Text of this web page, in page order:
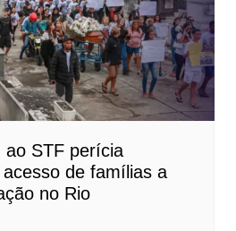
ao STF perícia
de famílias a
no Rio